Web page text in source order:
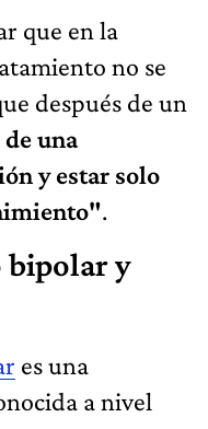
que en la
no se
después de un
una
y estar solo
.
bipolar y
es una
a nivel